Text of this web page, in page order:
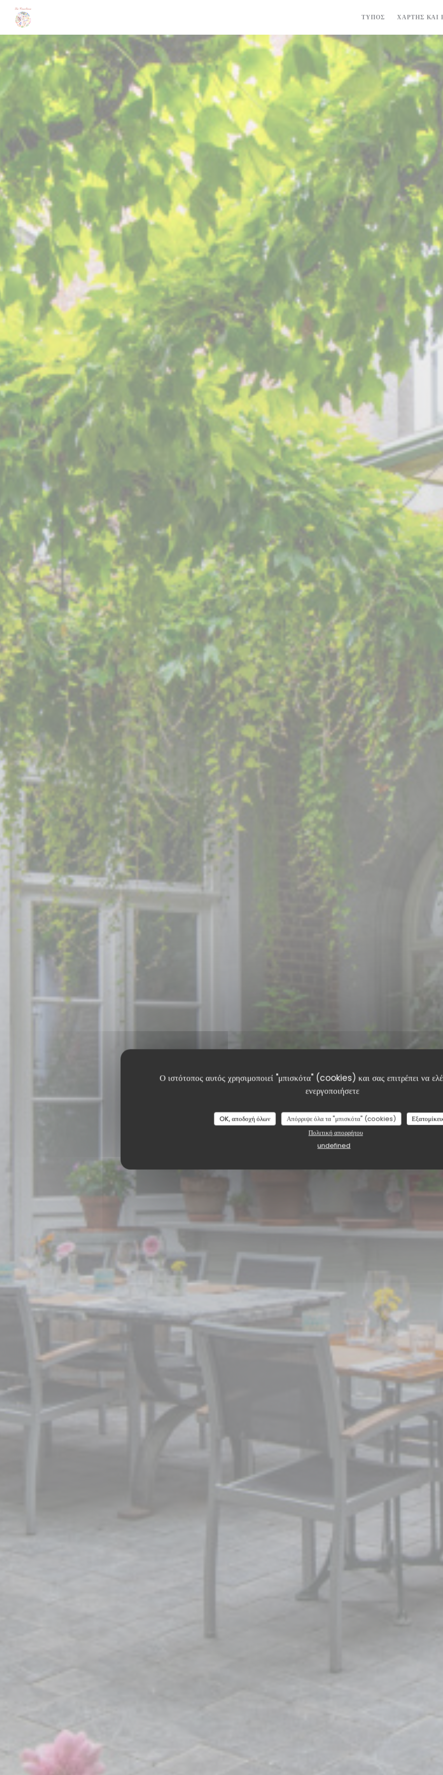
Πίνακας διαχείρισης "Μπισκότων" (Cookies)
Ο ιστότοπος αυτός χρησιμοποιεί "μπισκότα" (cookies) και σας επιτρέπει να
ενεργοποιήσετε
OK, αποδοχή όλων Απόρριψε όλα τα "μπισκότα" (cookies)
Πολιτική απορρήτου
undefined
ΤΎΠΟΣ ΧΆΡΤΗΣ ΚΑΙ
ΙΤΑΛΙΚΌ ΕΣΤΙΑΤΌΡΙΟ
La Cantina Liège